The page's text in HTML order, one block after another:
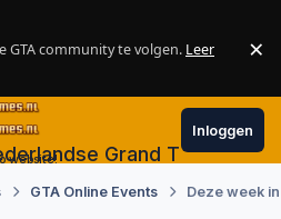
GTA community te volgen. Leer
×
Grand Theft Auto
website!
Inloggen
GTA Online Events Deze week